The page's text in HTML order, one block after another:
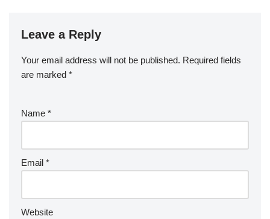
Leave a Reply
Your email address will not be published. Required fields
are marked *
Name *
Email *
Website